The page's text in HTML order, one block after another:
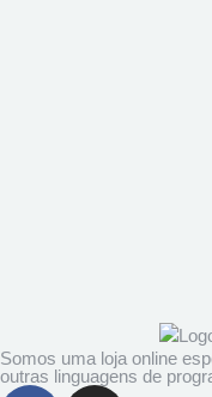
Somos uma loja online
outras linguagens de